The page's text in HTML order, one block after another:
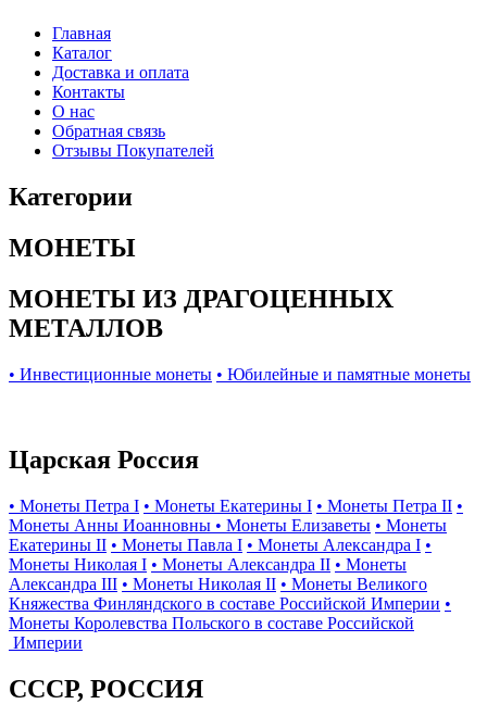
Главная
Каталог
Доставка и оплата
Контакты
О нас
Обратная связь
Отзывы Покупателей
Категории
МОНЕТЫ
МОНЕТЫ ИЗ ДРАГОЦЕННЫХ
МЕТАЛЛОВ
• Инвестиционные монеты • Юбилейные и памятные монеты
Царская Россия
• Монеты Петра I • Монеты Екатерины I • Монеты Петра II •
Монеты Анны Иоанновны • Монеты Елизаветы • Монеты
Екатерины II • Монеты Павла I • Монеты Александра I •
Монеты Николая I • Монеты Александра II • Монеты
Александра III • Монеты Николая II • Монеты Великого
Княжества Финляндского в составе Российской Империи •
Монеты Королевства Польского в составе Российской
Империи
СССР, РОССИЯ